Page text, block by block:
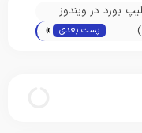
بورد در ویندوز
آموزش غیرفعال کردن بیکسبی ( Bixby )
پست بعدی »